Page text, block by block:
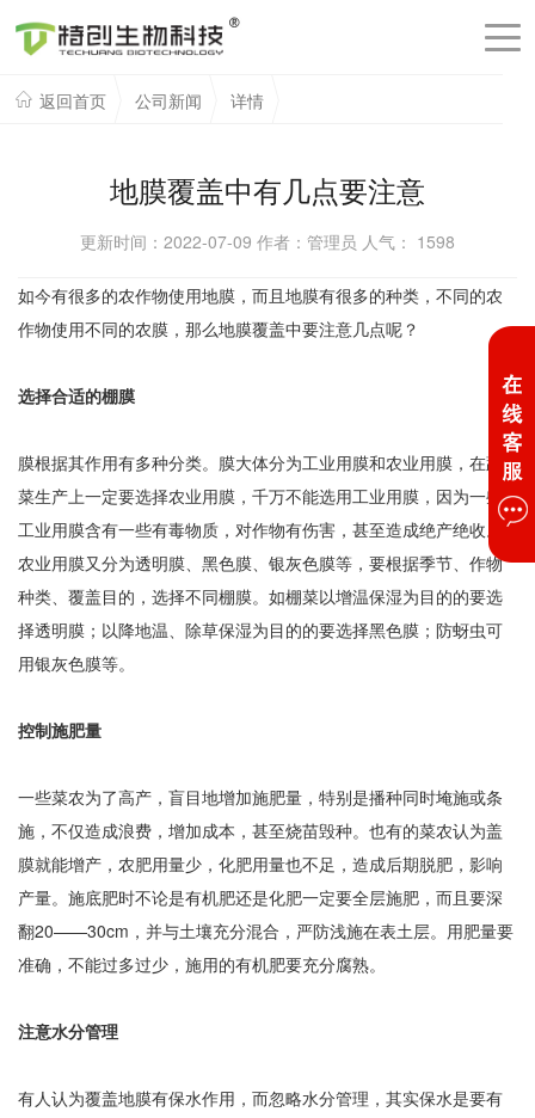
返回首页 公司新闻 详情
地膜覆盖中有几点要注意
更新时间：2022-07-09 作者：管理员 人气： 1598
如今有很多的农作物使用地膜，而且地膜有很多的种类，不同的农
作物使用不同的农膜，那么地膜覆盖中要注意几点呢？
选择合适的棚膜
膜根据其作用有多种分类。膜大体分为工业用膜和农业用膜，在蔬
菜生产上一定要选择农业用膜，千万不能选用工业用膜，因为一些
工业用膜含有一些有毒物质，对作物有伤害，甚至造成绝产绝收。
农业用膜又分为透明膜、黑色膜、银灰色膜等，要根据季节、作物
种类、覆盖目的，选择不同棚膜。如棚菜以增温保湿为目的的要选
择透明膜；以降地温、除草保湿为目的的要选择黑色膜；防蚜虫可
用银灰色膜等。
控制施肥量
一些菜农为了高产，盲目地增加施肥量，特别是播种同时埯施或条
施，不仅造成浪费，增加成本，甚至烧苗毁种。也有的菜农认为盖
膜就能增产，农肥用量少，化肥用量也不足，造成后期脱肥，影响
产量。施底肥时不论是有机肥还是化肥一定要全层施肥，而且要深
翻20——30cm，并与土壤充分混合，严防浅施在表土层。用肥量要
准确，不能过多过少，施用的有机肥要充分腐熟。
注意水分管理
有人认为覆盖地膜有保水作用，而忽略水分管理，其实保水是要有